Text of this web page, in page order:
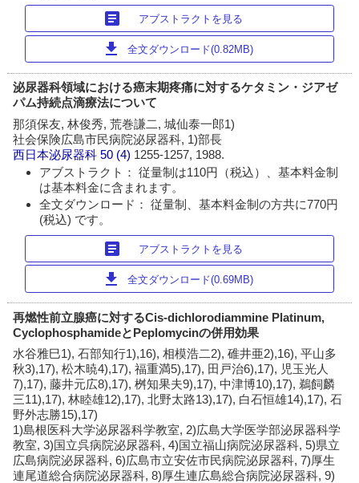
article アブストラクトを見る
download 全文ダウンロード(0.82MB)
泌尿器科領域における癌末期疼痛に対するケタミン・ジアゼ
パム持続点滴療法について
那須保友, 林俊秀, 荒巻謙二, 城仙泰一郎1)
社会保険広島市民病院泌尿器科, 1)部長
西日本泌尿器科 50 (4) 1255-1257, 1988.
アブストラクト： 従量制は110円（税込）、基本料金制
は基本料金に含まれます。
全文ダウンロード： 従量制、基本料金制の方共に770円
(税込) です。
article アブストラクトを見る
download 全文ダウンロード(0.69MB)
再燃性前立腺癌に対するCis-dichlorodiammine Platinum,
CyclophosphamideとPeplomycinの併用効果
水谷雅巳1), 石部知行1),16), 相模浩二2), 碓井亜2),16), 平山多
秋3),17), 松木暁4),17), 福重満5),17), 田戸治6),17), 児玉光人
7),17), 藤井元広8),17), 桝知果夫9),17), 中津博10),17), 鵜飼麟
三11),17), 林睦雄12),17), 北野太路13),17), 白石恒雄14),17), 石
野外志勝15),17)
1)島根医科大学泌尿器科学教室, 2)広島大学医学部泌尿器科学
教室, 3)国立呉病院泌尿器科, 4)国立福山病院泌尿器科, 5)県立
広島病院泌尿器科, 6)広島市立安佐市民病院泌尿器科, 7)厚生
連尾道総合病院泌尿器科, 8)厚生連広島総合病院泌尿器科, 9)